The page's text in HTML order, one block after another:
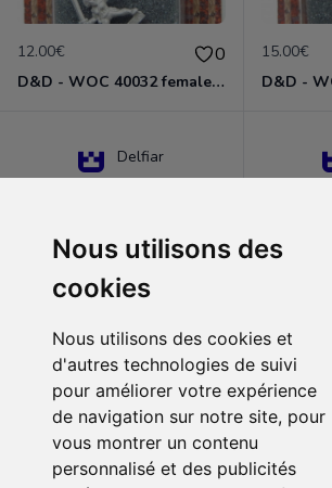
Nous utilisons des
cookies
Nous utilisons des cookies et
d'autres technologies de suivi
pour améliorer votre expérience
de navigation sur notre site, pour
vous montrer un contenu
personnalisé et des publicités
12.00€ 0
D&D - WOC 40032 female halfling rogue Miniature - Donjons Dragons
15.00€
Delfiar
15.00€ 0
D&D - 88286 paladin human male Miniature - Donjons Dragons
12.00€